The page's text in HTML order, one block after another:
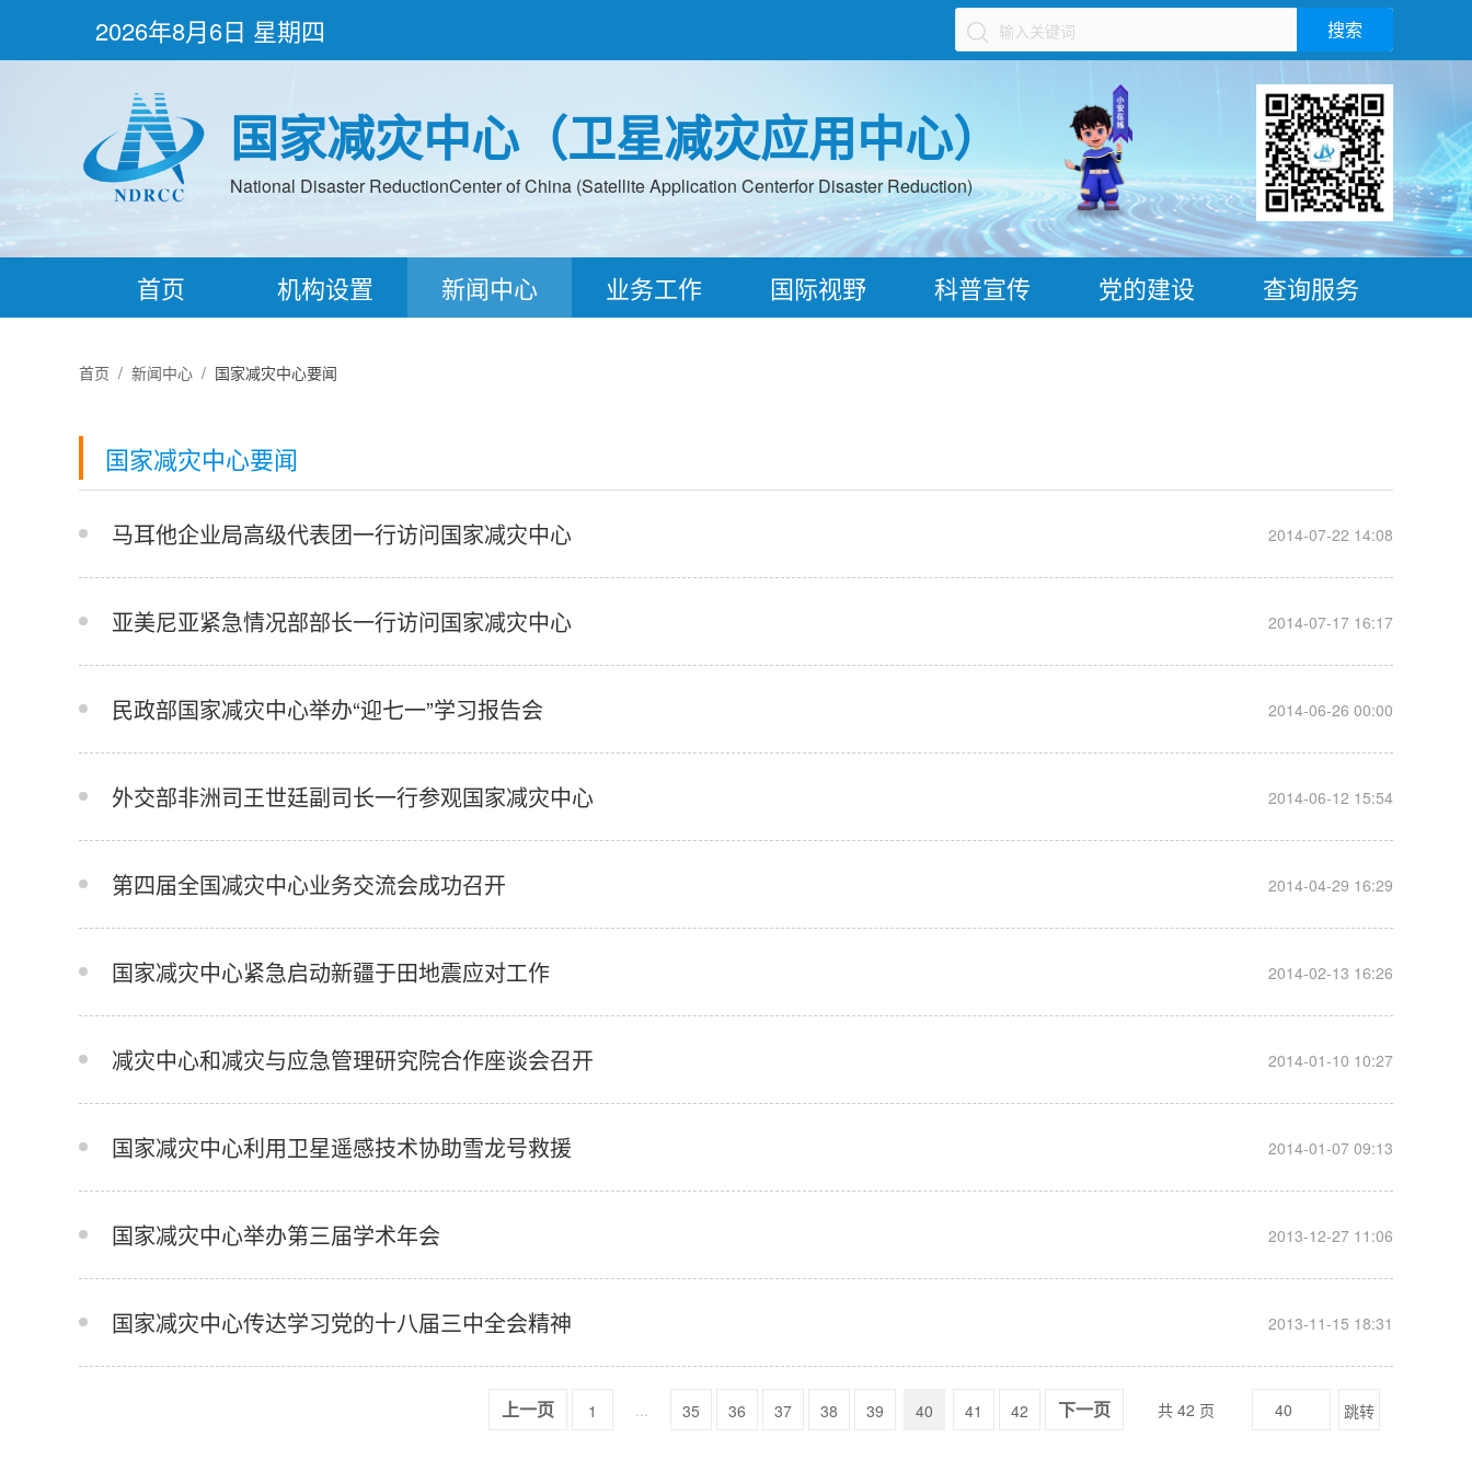
2026年8月6日 星期四 搜索
国家减灾中心（卫星减灾应用中心）
National Disaster ReductionCenter of China (Satellite Application Centerfor Disaster Reduction)
首页 机构设置 新闻中心 业务工作 国际视野 科普宣传 党的建设 查询服务
首页 / 新闻中心 / 国家减灾中心要闻
国家减灾中心要闻
马耳他企业局高级代表团一行访问国家减灾中心 2014-07-22 14:08
亚美尼亚紧急情况部部长一行访问国家减灾中心 2014-07-17 16:17
民政部国家减灾中心举办“迎七一”学习报告会 2014-06-26 00:00
外交部非洲司王世廷副司长一行参观国家减灾中心 2014-06-12 15:54
第四届全国减灾中心业务交流会成功召开 2014-04-29 16:29
国家减灾中心紧急启动新疆于田地震应对工作 2014-02-13 16:26
减灾中心和减灾与应急管理研究院合作座谈会召开 2014-01-10 10:27
国家减灾中心利用卫星遥感技术协助雪龙号救援 2014-01-07 09:13
国家减灾中心举办第三届学术年会 2013-12-27 11:06
国家减灾中心传达学习党的十八届三中全会精神 2013-11-15 18:31
上一页 1 ... 35 36 37 38 39 40 41 42 下一页 共 42 页 跳转